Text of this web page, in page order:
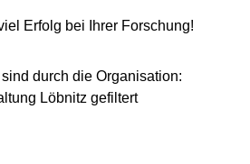
Erfolg bei Ihrer Forschung!
durch die Organisation:
Löbnitz gefiltert